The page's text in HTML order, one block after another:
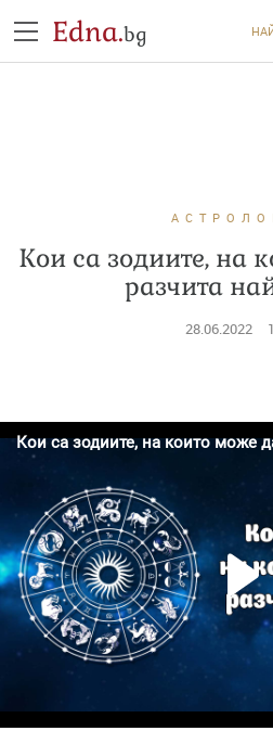
Edna.bg
Кои са зодиите, на
разчита
28.06.2022